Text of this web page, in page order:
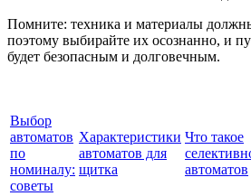
Помните: техника и материалы
поэтому выбирайте их осознанно, и
будет безопасным и долговечным.
Выбор
автоматов
по
номиналу:
советы
Характеристики
автоматов для
щитка
Что такое
автоматов